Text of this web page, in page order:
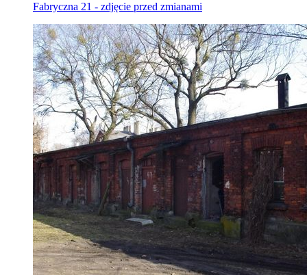
Fabryczna 21 - zdjęcie przed zmianami